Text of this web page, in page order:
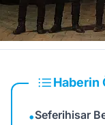
Haberin
•Seferihisar